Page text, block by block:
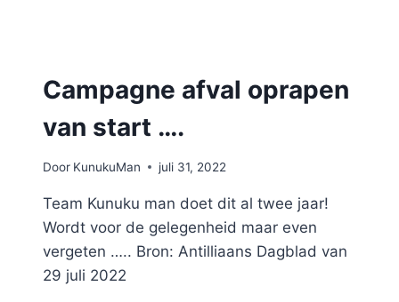
Campagne afval oprapen
van start ….
Door KunukuMan juli 31, 2022
Team Kunuku man doet dit al twee jaar!
Wordt voor de gelegenheid maar even
vergeten ….. Bron: Antilliaans Dagblad van
29 juli 2022